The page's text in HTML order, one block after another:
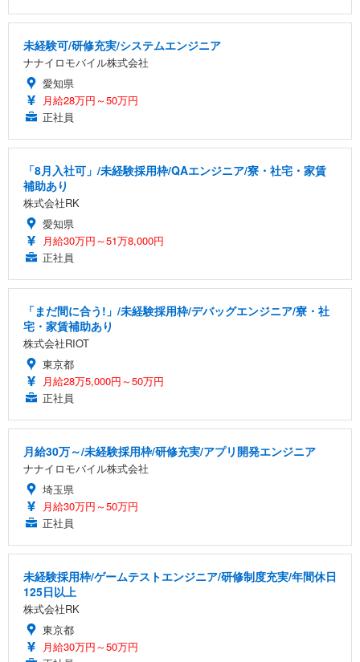
未経験可/研修充実/システムエンジニア
ナナイロモバイル株式会社
愛知県
月給28万円～50万円
正社員
「8月入社可」/未経験採用枠/QAエンジニア/寮・社宅・家賃
補助あり
株式会社RK
愛知県
月給30万円～51万8,000円
正社員
「まだ間に合う!」/未経験採用枠/デバッグエンジニア/寮・社
宅・家賃補助あり
株式会社RIOT
東京都
月給28万5,000円～50万円
正社員
月給30万～/未経験採用枠/研修充実/アプリ開発エンジニア
ナナイロモバイル株式会社
埼玉県
月給30万円～50万円
正社員
未経験採用枠/ゲームテストエンジニア/研修制度充実/年間休日
125日以上
株式会社RK
東京都
月給30万円～50万円